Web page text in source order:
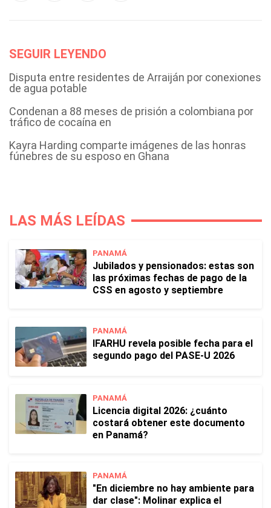
SEGUIR LEYENDO
Disputa entre residentes de Arraiján por conexiones
de agua potable
Condenan a 88 meses de prisión a colombiana por
tráfico de cocaína en
Kayra Harding comparte imágenes de las honras
fúnebres de su esposo en Ghana
LAS MÁS LEÍDAS
PANAMÁ
Jubilados y pensionados: estas son
las próximas fechas de pago de la
CSS en agosto y septiembre
PANAMÁ
IFARHU revela posible fecha para el
segundo pago del PASE-U 2026
PANAMÁ
Licencia digital 2026: ¿cuánto
costará obtener este documento
en Panamá?
PANAMÁ
"En diciembre no hay ambiente para
dar clase": Molinar explica el